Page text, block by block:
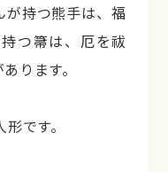
が持つ熊手は、福
つ箒は、厄を祓
ります。
です。